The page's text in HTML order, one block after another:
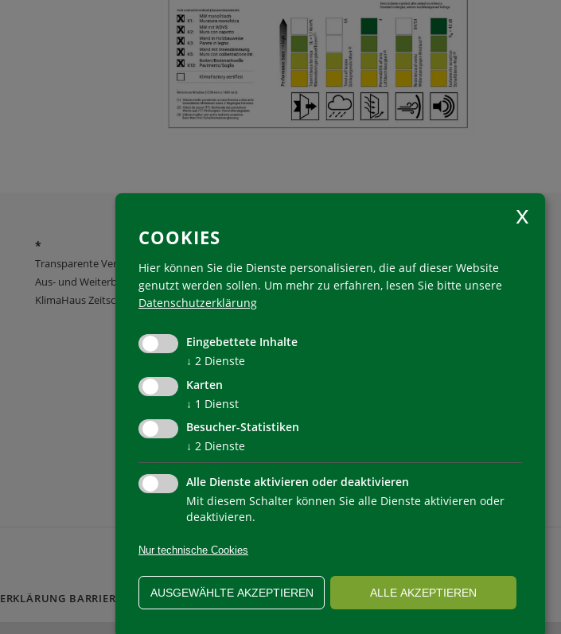
*
Transparente Verwaltung
Aus- und Weiterbildung
KlimaHaus Zeitschriften
ERKLÄRUNG BARRIEREFREIHEIT COOKIEEINSTELLUNGEN
COOKIES
Hier können Sie die Dienste personalisieren, die auf dieser Website
genutzt werden sollen. Um mehr zu erfahren, lesen Sie bitte unsere
Datenschutzerklärung
Eingebettete Inhalte
↓ 2 Dienste
Karten
↓ 1 Dienst
Besucher-Statistiken
↓ 2 Dienste
Alle Dienste aktivieren oder deaktivieren
Mit diesem Schalter können Sie alle Dienste aktivieren oder
deaktivieren.
Nur technische Cookies
AUSGEWÄHLTE AKZEPTIEREN ALLE AKZEPTIEREN